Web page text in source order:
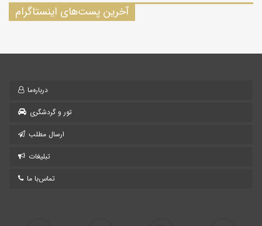
آخرین پست‌های اینستاگرام
درباره‌ما
تور و گردشگری
ارسال مطلب
تبلیغات
تماس‌با ما